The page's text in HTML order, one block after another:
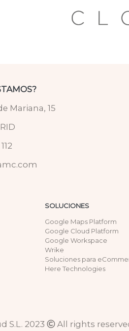
Mariana, 15
SOLUCIONES
Google Maps Platform
Google Cloud Platform
Google Workspace
Wrike
Soluciones para
Here Technologies
S.L. 2023 All rights